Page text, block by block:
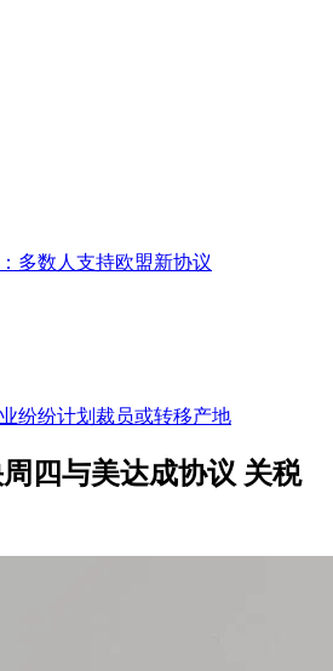
多数人支持欧盟新协议
纷纷计划裁员或转移产地
四与美达成协议 关税